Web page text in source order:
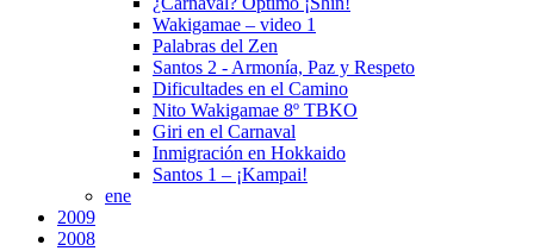
Wakigamae – video 1
Palabras del Zen
Santos 2 - Armonía, Paz y Respeto
Dificultades en el Camino
Nito Wakigamae 8º TBKO
Giri en el Carnaval
Inmigración en Hokkaido
Santos 1 – ¡Kampai!
ene
2009
2008